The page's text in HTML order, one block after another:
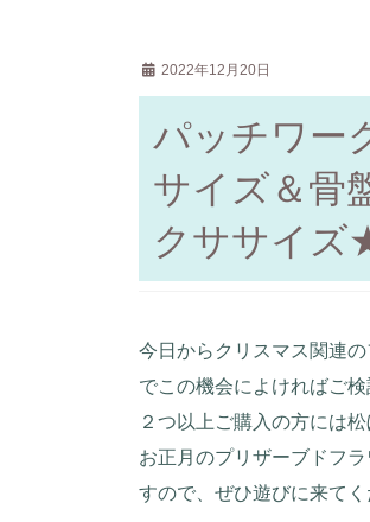
2022年12月20日
パッチワー
サイズ＆骨
クササイズ
今日からクリスマス関連
でこの機会によければご検
２つ以上ご購入の方には
お正月のプリザーブドフ
すので、ぜひ遊びに来て